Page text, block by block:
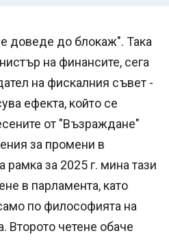
доведе до блокаж". Така
на финансите, сега
на фискалния съвет -
ефекта, който се
от "Възраждане"
за промени в
за 2025 г. мина тази
в парламента, като
по философията на
Второто четене обаче